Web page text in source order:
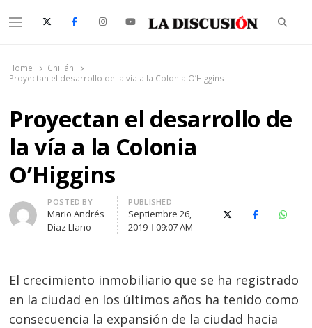
Menu
Home
Chillán
Proyectan el desarrollo de la vía a la Colonia O’Higgins
Proyectan el desarrollo de
la vía a la Colonia
O’Higgins
Author
POSTED BY
Mario Andrés
Diaz Llano
PUBLISHED
Septiembre 26,
2019
09:07 AM
X (Twitter)Facebook
El crecimiento inmobiliario que se ha registrado
en la ciudad en los últimos años ha tenido como
consecuencia la expansión de la ciudad hacia